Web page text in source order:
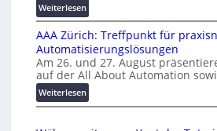
e
n
l
A
u
t
m
Weiterlesen:
K
M
U
i
n
d
e
AAA Zürich: Treffpunkt für
Automatisierungslösungen
Am 26. und 27. August
auf der All About Automation
Weiterlesen:
A